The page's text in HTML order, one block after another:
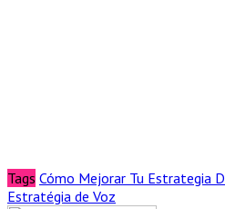
Tags Cómo Mejorar Tu Estrategia
Estratégia de Voz